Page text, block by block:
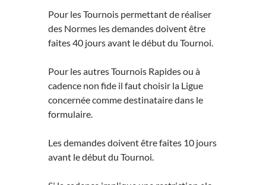
Pour les Tournois permettant de réaliser
des Normes les demandes doivent être
faites 40 jours avant le début du Tournoi.
Pour les autres Tournois Rapides ou à
cadence non fide il faut choisir la Ligue
concernée comme destinataire dans le
formulaire.
Les demandes doivent être faites 10 jours
avant le début du Tournoi.